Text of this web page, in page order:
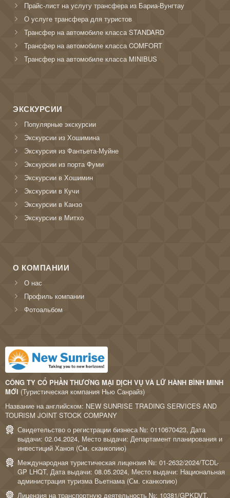
Прайс-лист на услугу трансфера из Бариа-Вунгтау
О услуге трансфера для туристов
Трансфер на автомобиле класса STANDARD
Трансфер на автомобиле класса COMFORT
Трансфер на автомобиле класса MINIBUS
ЭКСКУРСИИ
Популярные экскурсии
Экскурсии из Хошимина
Экскурсия из Фантьета-Муйне
Экскурсии из порта Фуми
Экскурсии в Хошимин
Экскурсии в Кучи
Экскурсии в Канзо
Экскурсии в Митхо
О КОМПАНИИ
О нас
Профиль компании
Фотоальбом
CÔNG TY CỔ PHẦN THƯƠNG MẠI DỊCH VỤ VÀ LỮ HÀNH BÌNH MINH
MỚI (Туристическая компания Нью Санрайз)
Название на английском: NEW SUNRISE TRADING SERVICES AND
TOURISM JOINT STOCK COMPANY
Свидетельство о регистрации бизнеса №: 0110670423, Дата
выдачи: 02.04.2024, Место выдачи: Департамент планирования и
инвестиций Ханоя (См. сканкопию)
Международная туристическая лицензия №: 01-2632/2024/TCDL-
GP LHQT, Дата выдачи: 08.05.2024, Место выдачи: Национальная
администрация туризма Вьетнама (См. сканкопию)
Лицензия на транспортную деятельность №: 10381/GPKDVT,